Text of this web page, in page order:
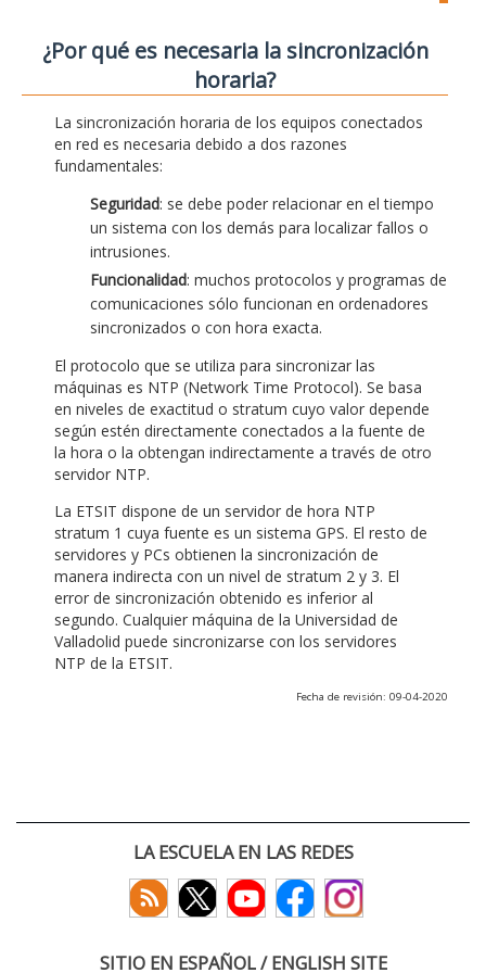
¿Por qué es necesaria la sincronización
horaria?
La sincronización horaria de los equipos conectados
en red es necesaria debido a dos razones
fundamentales:
Seguridad: se debe poder relacionar en el tiempo
un sistema con los demás para localizar fallos o
intrusiones.
Funcionalidad: muchos protocolos y programas de
comunicaciones sólo funcionan en ordenadores
sincronizados o con hora exacta.
El protocolo que se utiliza para sincronizar las
máquinas es NTP (Network Time Protocol). Se basa
en niveles de exactitud o stratum cuyo valor depende
según estén directamente conectados a la fuente de
la hora o la obtengan indirectamente a través de otro
servidor NTP.
La ETSIT dispone de un servidor de hora NTP
stratum 1 cuya fuente es un sistema GPS. El resto de
servidores y PCs obtienen la sincronización de
manera indirecta con un nivel de stratum 2 y 3. El
error de sincronización obtenido es inferior al
segundo. Cualquier máquina de la Universidad de
Valladolid puede sincronizarse con los servidores
NTP de la ETSIT.
Fecha de revisión: 09-04-2020
LA ESCUELA EN LAS REDES
SITIO EN ESPAÑOL / ENGLISH SITE